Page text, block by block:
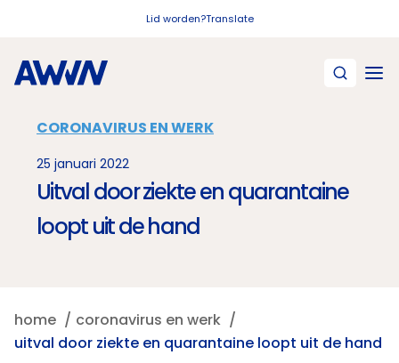
Lid worden?Translate
CORONAVIRUS EN WERK
25 januari 2022
Uitval door ziekte en quarantaine
loopt uit de hand
home
coronavirus en werk
uitval door ziekte en quarantaine loopt uit de hand